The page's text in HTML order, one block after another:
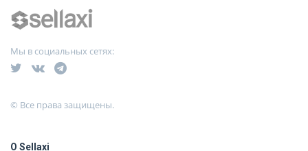
Мы в социальных сетях:
© Все права защищены.
О Sellaxi